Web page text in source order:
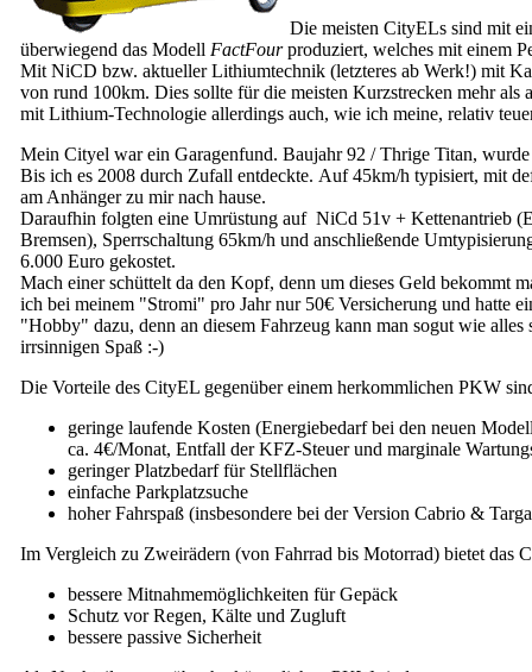
Die meisten CityELs sind mit
überwiegend das Modell FactFourproduziert, welches mit einem
Mit NiCD bzw. aktueller Lithiumtechnik (letzteres ab Werk!) mit
von rund 100km. Dies sollte für die meisten Kurzstrecken mehr
mit Lithium-Technologie allerdings auch, wie ich meine, relativ
Mein Cityel war ein Garagenfund. Baujahr 92 / Thrige Titan,
Bis ich es 2008 durch Zufall entdeckte. Auf 45km/h typisiert, mit
am Anhänger zu mir nach hause.
Daraufhin folgten eine Umrüstung auf NiCd 51v + Kettenantrieb
Bremsen), Sperrschaltung 65km/h und anschließende
6.000 Euro gekostet.
Mach einer schüttelt da den Kopf, denn um dieses Geld bekommt
ich bei meinem "Stromi" pro Jahr nur 50€ Versicherung und hatte
"Hobby" dazu, denn an diesem Fahrzeug kann man sogut wie
irrsinnigen Spaß :-)
Die Vorteile des CityEL gegenüber einem herkommlichen PKW
geringe laufende Kosten (Energiebedarf bei den neuen
ca. 4€/Monat, Entfall der KFZ-Steuer und marginale
geringer Platzbedarf für Stellflächen
einfache Parkplatzsuche
hoher Fahrspaß (insbesondere bei der Version Cabrio &
Im Vergleich zu Zweirädern (von Fahrrad bis Motorrad) bietet das
bessere Mitnahmemöglichkeiten für Gepäck
Schutz vor Regen, Kälte und Zugluft
bessere passive Sicherheit